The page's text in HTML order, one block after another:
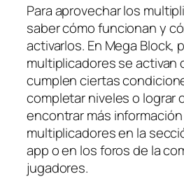
Para aprovechar los
saber cómo funcionan y
activarlos. En Mega Block,
multiplicadores se activan
cumplen ciertas
completar niveles o lograr
encontrar más
multiplicadores en la
app o en los foros de la
jugadores.